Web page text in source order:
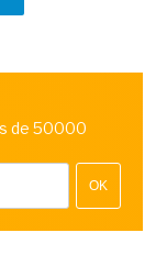
de 50000
OK